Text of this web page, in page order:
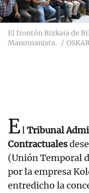
El frontón Bizkaia de
Manomanista.
ElTribunal
Contractuales
(Unión Temporal
por la empresa
entredicho la